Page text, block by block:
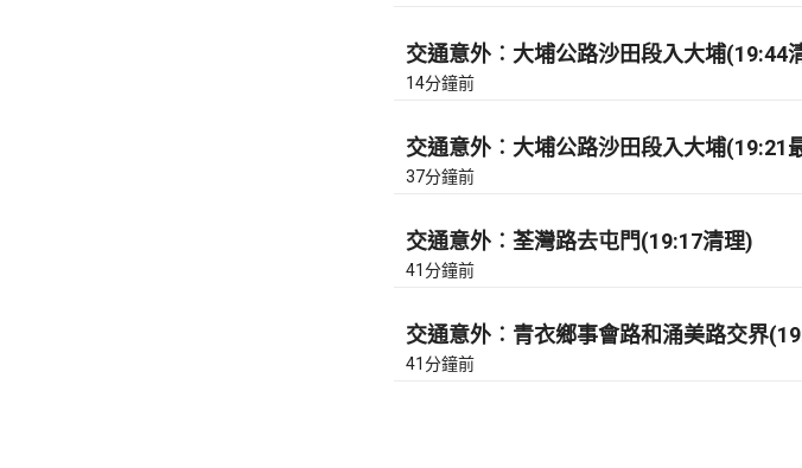
交通意外︰大埔公路沙田段入大埔(19:44
14分鐘前
交通意外︰大埔公路沙田段入大埔(19:21
37分鐘前
交通意外︰荃灣路去屯門(19:17清理)
41分鐘前
交通意外︰青衣鄉事會路和涌美路交界
41分鐘前